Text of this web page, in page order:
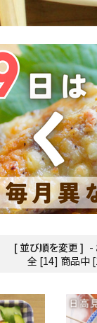
[ 並び順を変更 ] -
全 [14] 商品中